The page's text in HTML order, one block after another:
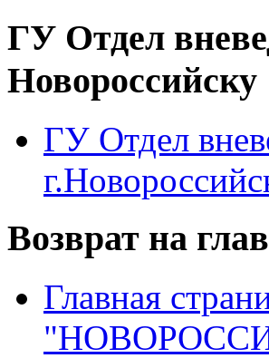
ГУ Отдел
Новороссийску
ГУ Отдел
Возврат на
Главная